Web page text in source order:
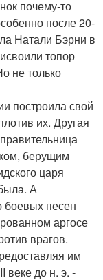
почему-то
после 20-
Натали Бэрни в
топор
не только
построила свой
их. Другая
берущим
царя
А
боевых песен
аргосе
врагов.
им
веке до н. э. -